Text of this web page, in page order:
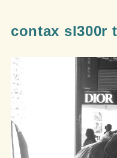
contax sl300r